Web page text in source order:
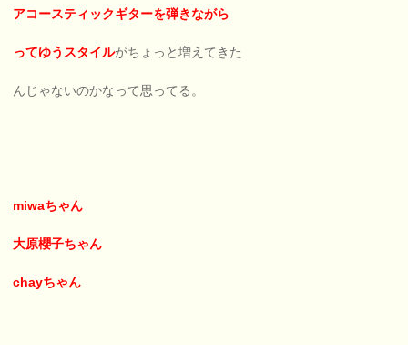
アコースティックギターを弾きながら
ってゆうスタイルがちょっと増えてきた
んじゃないのかなって思ってる。
miwaちゃん
大原櫻子ちゃん
chayちゃん